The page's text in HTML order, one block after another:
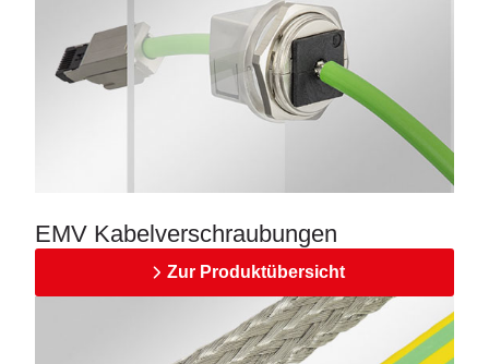
EMV Kabelverschraubungen
Zur Produktübersicht